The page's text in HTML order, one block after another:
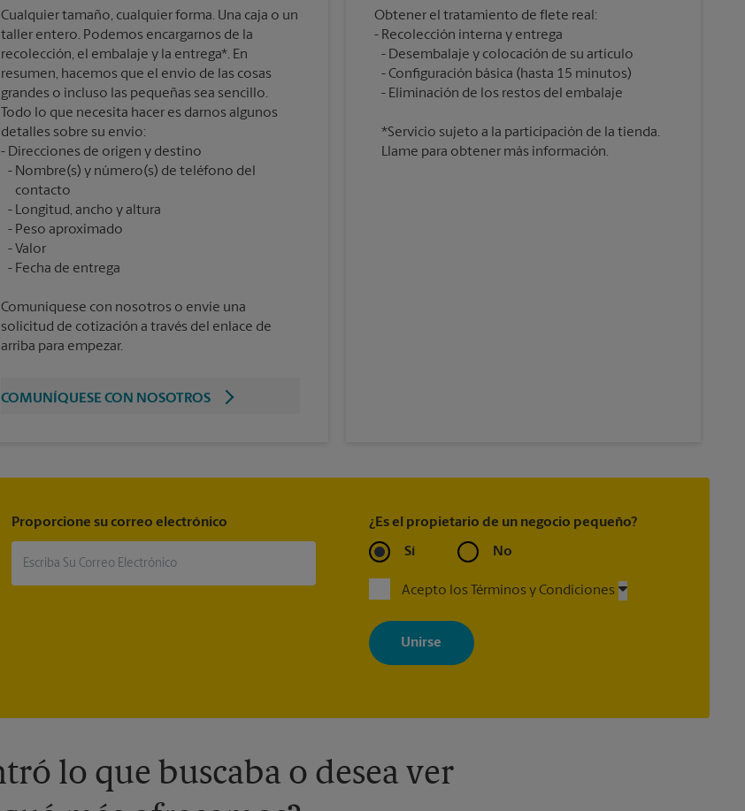
Cualquier tamaño, cualquier forma. Una caja o un
taller entero. Podemos encargarnos de la
recolección, el embalaje y la entrega*. En
resumen, hacemos que el envío de las cosas
grandes o incluso las pequeñas sea sencillo.
Todo lo que necesita hacer es darnos algunos
detalles sobre su envío:
Nombre(s) y número(s) de teléfono del
contacto
Longitud, ancho y altura
Peso aproximado
Valor
Comuníquese con nosotros o envíe una
solicitud de cotización a través del enlace de
arriba para empezar.
COMUNÍQUESE CON NOSOTROS
Obtener el tratamiento de flete real:
Recolección interna y entrega
Desembalaje y colocación de su artículo
Configuración básica (hasta 15 minutos)
*Servicio sujeto a la participación de la tienda.
Llame para obtener más información.
Proporcione su correo electrónico ¿Es el propietario de un negocio pequeño?
Sí No
Acepto los Términos y Condiciones
Al registrarse, acepta recibir correos electrónicos de The UPS Store
con noticias, ofertas especiales, promociones y mensajes
adaptados a sus intereses. Puede darse de baja en cualquier
momento. Para más información, consulte nuestra política de
información, contacte al centro The UPS Store en su ciudad.
lo que buscaba o desea ver